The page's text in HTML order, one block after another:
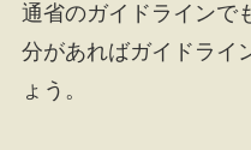
通省のガイドラインで
分があればガイドライ
ょう。